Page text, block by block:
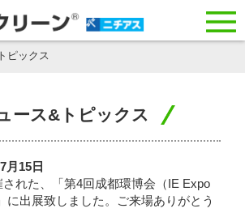
ピックス
ース&トピックス
月15日
れた、「第4回成都環博会（IE Expo
に出展致しました。ご来場ありがとう